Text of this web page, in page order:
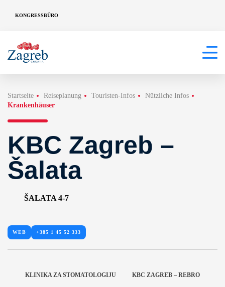
KONGRESSBÜRO
Startseite Reiseplanung Touristen-Infos
Nützliche Infos
Krankenhäuser
KBC Zagreb –
Šalata
ŠALATA 4-7
WEB +385 1 45 52 333
KLINIKA ZA STOMATOLOGIJU KBC ZAGREB – REBRO